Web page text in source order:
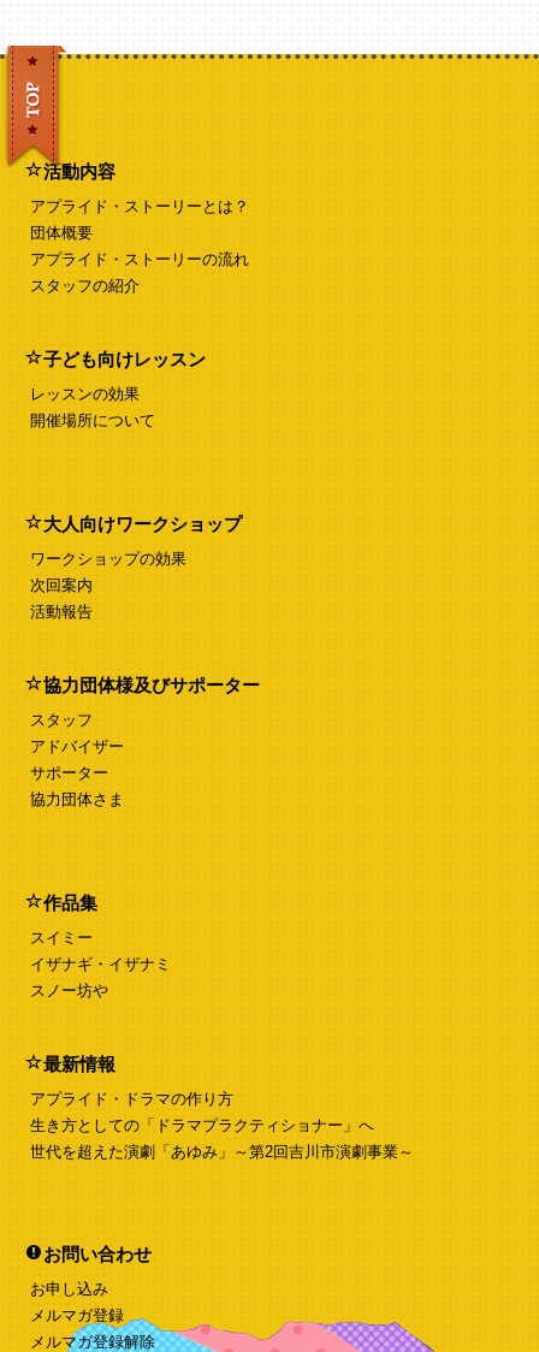
っと時間が空いてのワークショップです。 事前に参加者の連絡をいただいていますが、今
回は20歳前後でいつも以上にいろいろな厳しさをもつ参加者が多くプログラムにはいつも
2017.04.30
アレン教授とナオミさんのアプライドドラマを通して
アレン・オーエンズ教授とナオミ・グリーンさんによる東京でのアプライドドラマが終わ
りました。 今年は「亀の家族」「FOX」の2本のストーリーを持ってきてくれました。 新
作の亀のお話では、昨年の新作「故郷」がスタート時に粗削りな印象だったものが回を重
ねるごとに大きく変化しましたが、今回は1回目一般向けに行った時にすでにかなり完成さ
きる」ことを考える」 限られた時間、確実に過ぎていく時間の中で、何を選択しどのよう
に日々を過ごしたら良いのか？ 何をすべきなのか？アプライドドラマを通じて考察し体験
してみませんか？ アプライド・ストーリー・ラボ『ASLa』アドバイザーのアレン・オーエ
ンズ教授とナオミ・グリーンさんによるワ...
活動内容
アプライド・ストーリーとは？
団体概要
アプライド・ストーリーの流れ
スタッフの紹介
子ども向けレッスン
レッスンの効果
開催場所について
大人向けワークショップ
ワークショップの効果
次回案内
活動報告
協力団体様及びサポーター
スタッフ
アドバイザー
サポーター
協力団体さま
作品集
スイミー
イザナギ・イザナミ
スノー坊や
最新情報
アプライド・ドラマの作り方
生き方としての「ドラマプラクティショナー」へ
世代を超えた演劇「あゆみ」～第2回吉川市演劇事業～
お問い合わせ
お申し込み
メルマガ登録
メルマガ登録解除